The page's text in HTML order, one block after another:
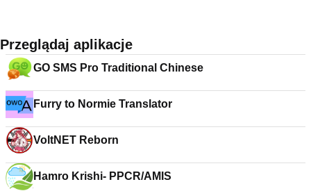
Przeglądaj aplikacje
GO SMS Pro Traditional Chinese
Furry to Normie Translator
VoltNET Reborn
Hamro Krishi- PPCR/AMIS